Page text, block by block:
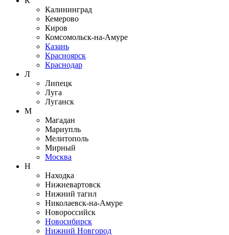
Калининград
Кемерово
Киров
Комсомольск-на-Амуре
Казань
Красноярск
Краснодар
Л
Липецк
Луга
Луганск
М
Магадан
Мариупль
Мелитополь
Мирный
Москва
Н
Находка
Нижневартовск
Нижний тагил
Николаевск-на-Амуре
Новороссийск
Новосибирск
Нижний Новгород